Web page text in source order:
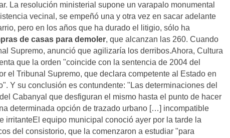
La resolución ministerial supone un varapalo monumental
vecinal, se empeñó una y otra vez en sacar adelante
pero en los años que ha durado el litigio, sólo ha
de casas para demoler, que alcanzan las 260. Cuando
Supremo, anunció que agilizaría los derribos.Ahora, Cultura
que la orden "coincide con la sentencia de 2004 del
el Tribunal Supremo, que declara competente al Estado en
Y su conclusión es contundente: "Las determinaciones del
Cabanyal que desfiguran el mismo hasta el punto de hacer
determinada opción de trazado urbano […] incompatible
irritanteEl equipo municipal conoció ayer por la tarde la
del consistorio, que la comenzaron a estudiar "para